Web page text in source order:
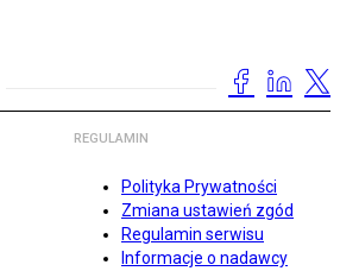
REGULAMIN
Polityka Prywatności
Zmiana ustawień zgód
Regulamin serwisu
Informacje o nadawcy